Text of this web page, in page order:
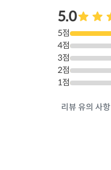
5.0
5점
4점
3점
2점
1점
리뷰 유의 사항